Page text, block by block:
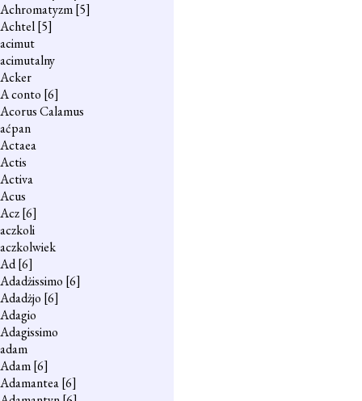
Achromatyzm[5]
Achtel[5]
acimut
acimutalny
Acker
A conto [6]
Acorus Calamus
aćpan
Actaea
Actis
Activa
Acus
Acz[6]
aczkoli
aczkolwiek
Ad[6]
Adadżissimo [6]
Adadżjo [6]
Adagio
Adagissimo
adam
Adam[6]
Adamantea[6]